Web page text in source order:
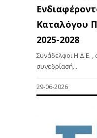
Καταλόγου
2025-2028
Συνάδελφοι Η Δ.Ε. ,
συνεδρίασή...
29-06-2026